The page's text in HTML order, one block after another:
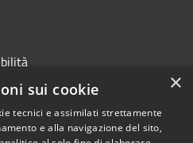
×
sui cookie
tecnici e assimilati strettamente
e alla navigazione del sito,